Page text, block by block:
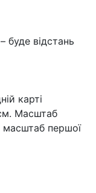
відстань
карті
Масштаб
масштаб першої